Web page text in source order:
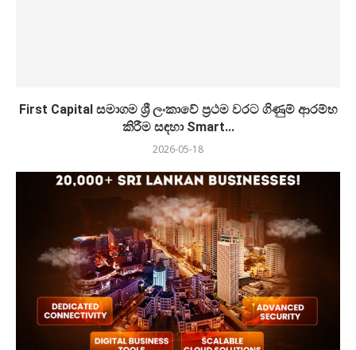
First Capital සමාගම ශ්‍රී ලංකාවේ ප්‍රථම වරට ගිණුම් ආරම්භ
කිරීම සඳහා Smart...
2026-05-18